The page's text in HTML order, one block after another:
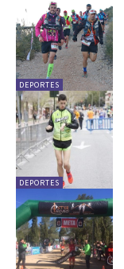
DEPORTES
DEPORTES